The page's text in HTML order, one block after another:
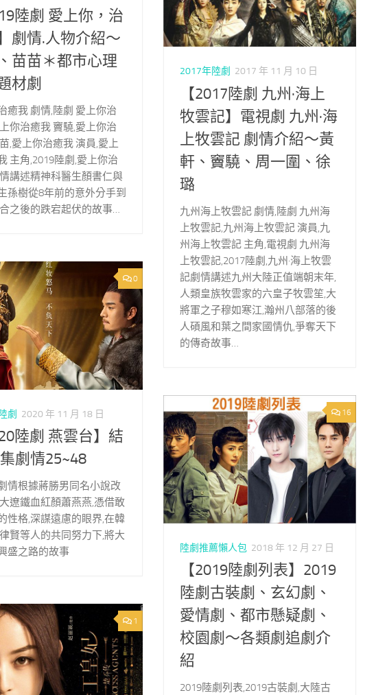
陸劇 愛上你，治
劇情.人物介紹～
苗苗＊都市心理
材劇
癒我 劇情,陸劇 愛上你治
你治癒我 竇驍,愛上你治
,愛上你治癒我 演員,愛上
主角,2019陸劇,愛上你治
講述精神科醫生顏書仁與
孫樹從8年前的意外分手到
之後的跌宕起伏的故事…
2017年陸劇 2017 年 11 月 10 日
【2017陸劇 九州·海上
牧雲記】電視劇 九州·海
上牧雲記 劇情介紹～黃
軒、竇驍、周一圍、徐
璐
九州海上牧雲記 劇情,陸劇 九州海
上牧雲記,九州海上牧雲記 演員,九
州海上牧雲記 主角,電視劇 九州海
上牧雲記,2017陸劇,九州·海上牧雲
記劇情講述九州大陸正值端朝末年,
人類皇族牧雲家的六皇子牧雲笙,大
將軍之子穆如寒江,瀚州八部落的後
人碩風和葉之間家國情仇,爭奪天下
的傳奇故事…
0
劇 2020 年 11 月 18 日
陸劇 燕雲台】結
劇情25~48
情根據蔣勝男同名小說改
遼鐵血紅顏蕭燕燕,憑借敢
性格,深謀遠慮的眼界,在韓
賢等人的共同努力下,將大
盛之路的故事
16
陸劇推薦懶人包 2018 年 12 月 27 日
【2019陸劇列表】2019
陸劇古裝劇、玄幻劇、
愛情劇、都市懸疑劇、
校園劇～各類劇追劇介
紹
2019陸劇列表,2019古裝劇,大陸古
1